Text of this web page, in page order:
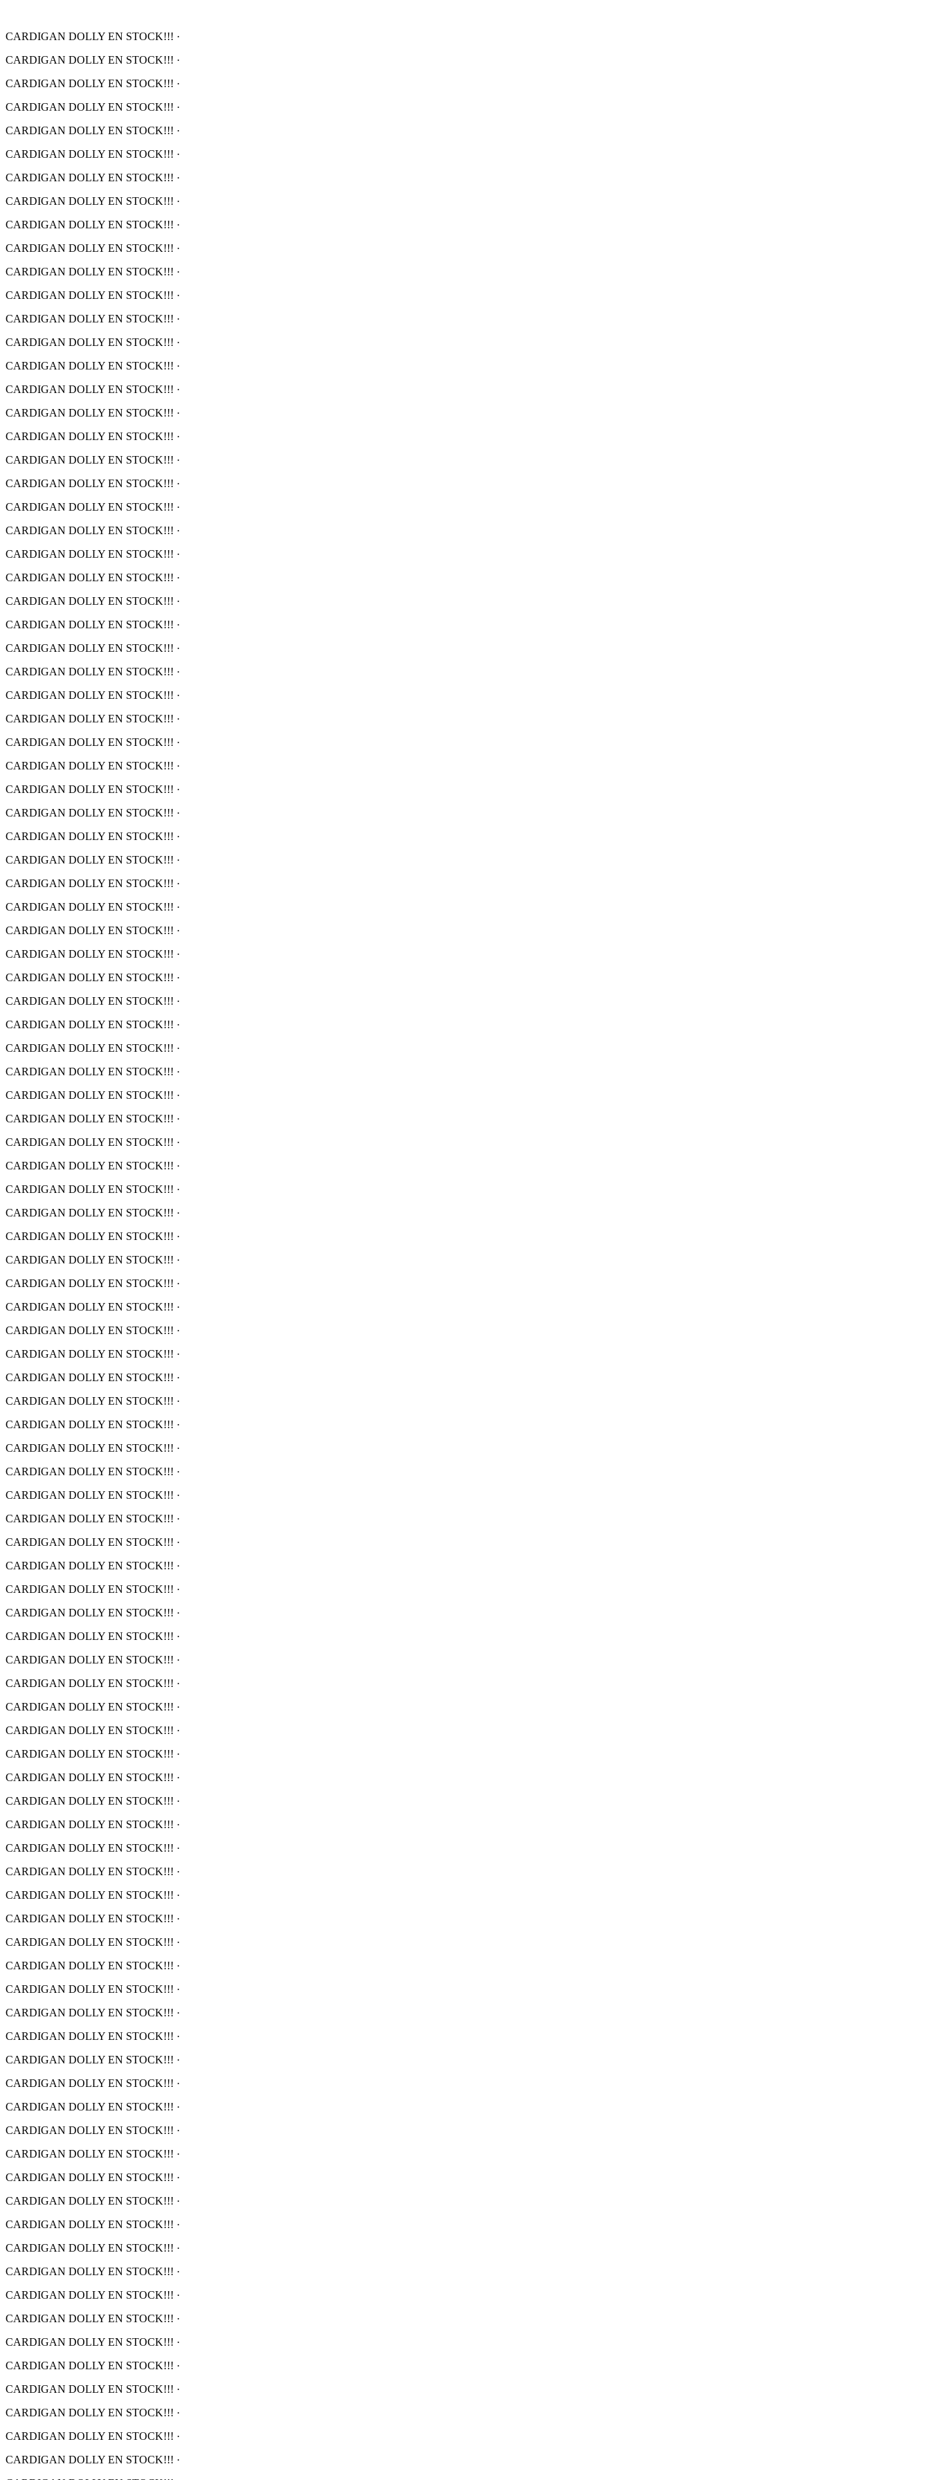
CARDIGAN DOLLY EN STOCK!!! ·
CARDIGAN DOLLY EN STOCK!!! ·
CARDIGAN DOLLY EN STOCK!!! ·
CARDIGAN DOLLY EN STOCK!!! ·
CARDIGAN DOLLY EN STOCK!!! ·
CARDIGAN DOLLY EN STOCK!!! ·
CARDIGAN DOLLY EN STOCK!!! ·
CARDIGAN DOLLY EN STOCK!!! ·
CARDIGAN DOLLY EN STOCK!!! ·
CARDIGAN DOLLY EN STOCK!!! ·
CARDIGAN DOLLY EN STOCK!!! ·
CARDIGAN DOLLY EN STOCK!!! ·
CARDIGAN DOLLY EN STOCK!!! ·
CARDIGAN DOLLY EN STOCK!!! ·
CARDIGAN DOLLY EN STOCK!!! ·
CARDIGAN DOLLY EN STOCK!!! ·
CARDIGAN DOLLY EN STOCK!!! ·
CARDIGAN DOLLY EN STOCK!!! ·
CARDIGAN DOLLY EN STOCK!!! ·
CARDIGAN DOLLY EN STOCK!!! ·
CARDIGAN DOLLY EN STOCK!!! ·
CARDIGAN DOLLY EN STOCK!!! ·
CARDIGAN DOLLY EN STOCK!!! ·
CARDIGAN DOLLY EN STOCK!!! ·
CARDIGAN DOLLY EN STOCK!!! ·
CARDIGAN DOLLY EN STOCK!!! ·
CARDIGAN DOLLY EN STOCK!!! ·
CARDIGAN DOLLY EN STOCK!!! ·
CARDIGAN DOLLY EN STOCK!!! ·
CARDIGAN DOLLY EN STOCK!!! ·
CARDIGAN DOLLY EN STOCK!!! ·
CARDIGAN DOLLY EN STOCK!!! ·
CARDIGAN DOLLY EN STOCK!!! ·
CARDIGAN DOLLY EN STOCK!!! ·
CARDIGAN DOLLY EN STOCK!!! ·
CARDIGAN DOLLY EN STOCK!!! ·
CARDIGAN DOLLY EN STOCK!!! ·
CARDIGAN DOLLY EN STOCK!!! ·
CARDIGAN DOLLY EN STOCK!!! ·
CARDIGAN DOLLY EN STOCK!!! ·
CARDIGAN DOLLY EN STOCK!!! ·
CARDIGAN DOLLY EN STOCK!!! ·
CARDIGAN DOLLY EN STOCK!!! ·
CARDIGAN DOLLY EN STOCK!!! ·
CARDIGAN DOLLY EN STOCK!!! ·
CARDIGAN DOLLY EN STOCK!!! ·
CARDIGAN DOLLY EN STOCK!!! ·
CARDIGAN DOLLY EN STOCK!!! ·
CARDIGAN DOLLY EN STOCK!!! ·
CARDIGAN DOLLY EN STOCK!!! ·
CARDIGAN DOLLY EN STOCK!!! ·
CARDIGAN DOLLY EN STOCK!!! ·
CARDIGAN DOLLY EN STOCK!!! ·
CARDIGAN DOLLY EN STOCK!!! ·
CARDIGAN DOLLY EN STOCK!!! ·
CARDIGAN DOLLY EN STOCK!!! ·
CARDIGAN DOLLY EN STOCK!!! ·
CARDIGAN DOLLY EN STOCK!!! ·
CARDIGAN DOLLY EN STOCK!!! ·
CARDIGAN DOLLY EN STOCK!!! ·
CARDIGAN DOLLY EN STOCK!!! ·
CARDIGAN DOLLY EN STOCK!!! ·
CARDIGAN DOLLY EN STOCK!!! ·
CARDIGAN DOLLY EN STOCK!!! ·
CARDIGAN DOLLY EN STOCK!!! ·
CARDIGAN DOLLY EN STOCK!!! ·
CARDIGAN DOLLY EN STOCK!!! ·
CARDIGAN DOLLY EN STOCK!!! ·
CARDIGAN DOLLY EN STOCK!!! ·
CARDIGAN DOLLY EN STOCK!!! ·
CARDIGAN DOLLY EN STOCK!!! ·
CARDIGAN DOLLY EN STOCK!!! ·
CARDIGAN DOLLY EN STOCK!!! ·
CARDIGAN DOLLY EN STOCK!!! ·
CARDIGAN DOLLY EN STOCK!!! ·
CARDIGAN DOLLY EN STOCK!!! ·
CARDIGAN DOLLY EN STOCK!!! ·
CARDIGAN DOLLY EN STOCK!!! ·
CARDIGAN DOLLY EN STOCK!!! ·
CARDIGAN DOLLY EN STOCK!!! ·
CARDIGAN DOLLY EN STOCK!!! ·
CARDIGAN DOLLY EN STOCK!!! ·
CARDIGAN DOLLY EN STOCK!!! ·
CARDIGAN DOLLY EN STOCK!!! ·
CARDIGAN DOLLY EN STOCK!!! ·
CARDIGAN DOLLY EN STOCK!!! ·
CARDIGAN DOLLY EN STOCK!!! ·
CARDIGAN DOLLY EN STOCK!!! ·
CARDIGAN DOLLY EN STOCK!!! ·
CARDIGAN DOLLY EN STOCK!!! ·
CARDIGAN DOLLY EN STOCK!!! ·
CARDIGAN DOLLY EN STOCK!!! ·
CARDIGAN DOLLY EN STOCK!!! ·
CARDIGAN DOLLY EN STOCK!!! ·
CARDIGAN DOLLY EN STOCK!!! ·
CARDIGAN DOLLY EN STOCK!!! ·
CARDIGAN DOLLY EN STOCK!!! ·
CARDIGAN DOLLY EN STOCK!!! ·
CARDIGAN DOLLY EN STOCK!!! ·
CARDIGAN DOLLY EN STOCK!!! ·
CARDIGAN DOLLY EN STOCK!!! ·
CARDIGAN DOLLY EN STOCK!!! ·
CARDIGAN DOLLY EN STOCK!!! ·
CARDIGAN DOLLY EN STOCK!!! ·